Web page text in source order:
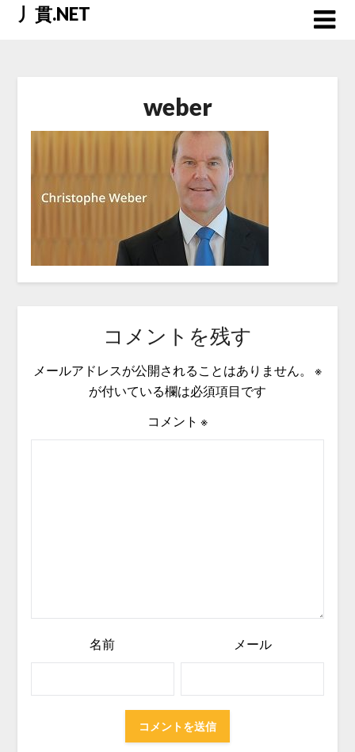
Skip丿貫.NET
weber
コメントを残す
メールアドレスが公開されることはありません。
※
が付いている欄は必須項目です
コメント ※
名前 メール